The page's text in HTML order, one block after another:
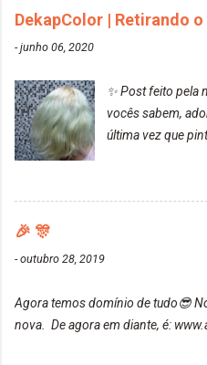
cinza... FICOU
depois: Bom,
tinta ficava
rosa, minha mão,
uma fixação
DekapColor | Retirando o
-junho 06, 2020
✨ Post feito pela
vocês sabem,
última vez que
ressaltar que
ficou um rosa
de inúmeras
desbotamento da
🎉 🎊
-outubro 28, 2019
Agora temos domínio de tudo😎
nova. De agora em diante, é: